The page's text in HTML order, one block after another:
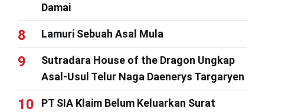
Damai
Lamuri Sebuah Asal Mula
Sutradara House of the Dragon Ungkap
Asal-Usul Telur Naga Daenerys Targaryen
PT SIA Klaim Belum Keluarkan Surat